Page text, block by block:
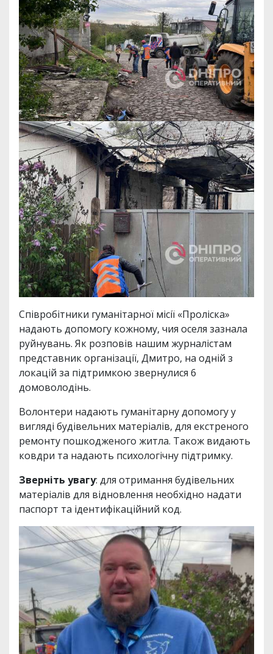
Співробітники гуманітарної місії «Проліска»
надають допомогу кожному, чия оселя зазнала
руйнувань. Як розповів нашим журналістам
представник організації, Дмитро, на одній з
локацій за підтримкою звернулися 6
домоволодінь.
Волонтери надають гуманітарну допомогу у
вигляді будівельних матеріалів, для екстреного
ремонту пошкодженого житла. Також видають
ковдри та надають психологічну підтримку.
Зверніть увагу: для отримання будівельних
матеріалів для відновлення необхідно надати
паспорт та ідентифікаційний код.